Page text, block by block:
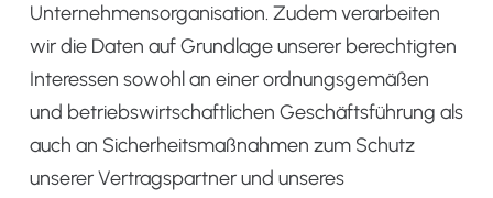
Unternehmensorganisation. Zudem verarbeiten
wir die Daten auf Grundlage unserer berechtigten
Interessen sowohl an einer ordnungsgemäßen
und betriebswirtschaftlichen Geschäftsführung als
auch an Sicherheitsmaßnahmen zum Schutz
unserer Vertragspartner und unseres